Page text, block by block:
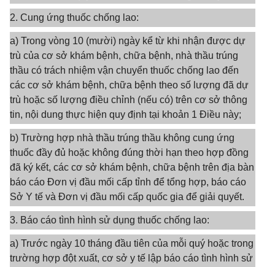
2. Cung ứng thuốc chống lao:
a) Trong vòng 10 (mười) ngày kể từ khi nhận được dự
trù của cơ sở khám bệnh, chữa bệnh, nhà thầu trúng
thầu có trách nhiệm vận chuyển thuốc chống lao đến
các cơ sở khám bệnh, chữa bệnh theo số lượng đã dự
trù hoặc số lượng điều chỉnh (nếu có) trên cơ sở thông
tin, nội dung thực hiện quy định tại khoản 1 Điều này;
b) Trường hợp nhà thầu trúng thầu không cung ứng
thuốc đầy đủ hoặc không đúng thời hạn theo hợp đồng
đã ký kết, các cơ sở khám bệnh, chữa bệnh trên địa bàn
báo cáo Đơn vị đầu mối cấp tỉnh để tổng hợp, báo cáo
Sở Y tế và Đơn vị đầu mối cấp quốc gia để giải quyết.
3. Báo cáo tình hình sử dụng thuốc chống lao:
a) Trước ngày 10 tháng đầu tiên của mỗi quý hoặc trong
trường hợp đột xuất, cơ sở y tế lập báo cáo tình hình sử